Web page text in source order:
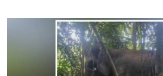
Kekal (HSK). Ia sebagai satu...